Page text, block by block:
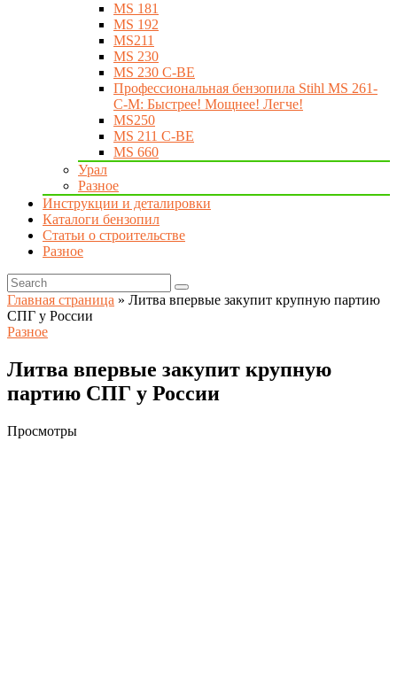
MS 181
MS 192
MS211
MS 230
MS 230 C-BE
Профессиональная бензопила Stihl MS 261-
C-M: Быстрее! Мощнее! Легче!
MS250
MS 211 C-BE
MS 660
Урал
Разное
Инструкции и деталировки
Каталоги бензопил
Статьи о строительстве
Разное
Главная страница » Литва впервые закупит крупную партию
СПГ у России
Разное
Литва впервые закупит крупную
партию СПГ у России
Просмотры